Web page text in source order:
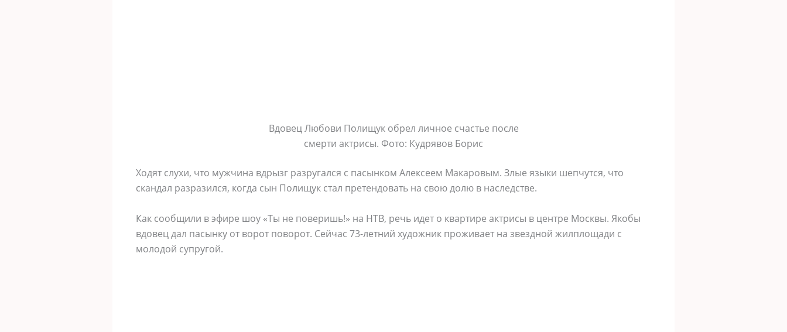
Вдовец Любови Полищук обрел личное счастье после
смерти актрисы. Фото: Кудрявов Борис
Ходят слухи, что мужчина вдрызг разругался с пасынком Алексеем Макаровым. Злые языки шепчутся, что
скандал разразился, когда сын Полищук стал претендовать на свою долю в наследстве.
Как сообщили в эфире шоу «Ты не поверишь!» на НТВ, речь идет о квартире актрисы в центре Москвы. Якобы
вдовец дал пасынку от ворот поворот. Сейчас 73-летний художник проживает на звездной жилплощади с
молодой супругой.